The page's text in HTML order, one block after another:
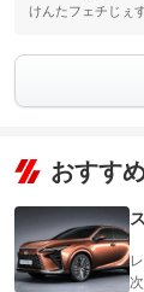
けんたフェチじぇ
おすす